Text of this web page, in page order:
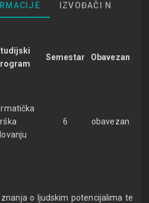
IZVOĐAČI NASTAVE
Semestar Obavezan
6 obavezan
o ljudskim potencijalima te